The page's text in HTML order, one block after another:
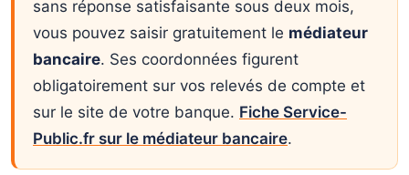
sans réponse satisfaisante sous deux mois,
vous pouvez saisir gratuitement le médiateur
bancaire. Ses coordonnées figurent
obligatoirement sur vos relevés de compte et
sur le site de votre banque. Fiche Service-
Public.fr sur le médiateur bancaire.